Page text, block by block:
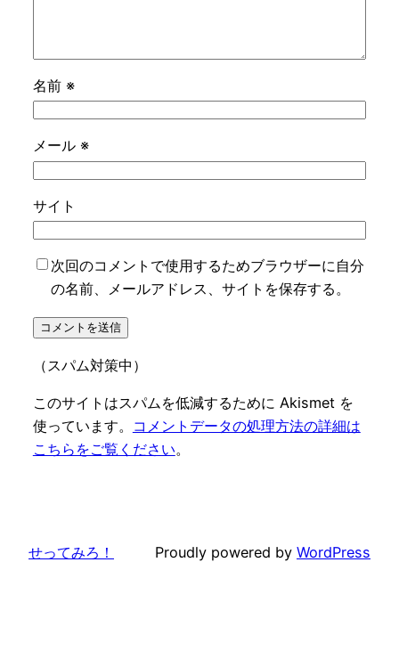
名前 ※
メール ※
サイト
次回のコメントで使用するためブラウザーに自分
の名前、メールアドレス、サイトを保存する。
（スパム対策中）
このサイトはスパムを低減するために Akismet を
使っています。
コメントデータの処理方法の詳細は
こちらをご覧ください。
せってみろ！ Proudly powered by WordPress